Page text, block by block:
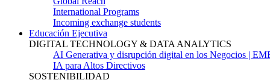
International Programs
Incoming exchange students
Educación Ejecutiva
DIGITAL TECHNOLOGY & DATA ANALYTICS
AI Generativa y disrupción digital en los Negocios |
IA para Altos Directivos
SOSTENIBILIDAD